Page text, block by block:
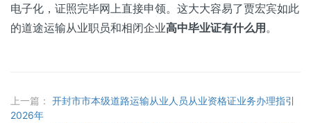
电子化，证照完毕网上直接申领。这大大容易了贾宏宾如此
的道途运输从业职员和相闭企业高中毕业证有什么用。
上一篇： 开封市市本级道路运输从业人员从业资格证业务办理指引
2026年